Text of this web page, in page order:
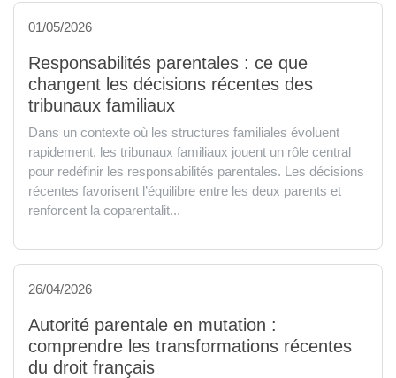
01/05/2026
Responsabilités parentales : ce que
changent les décisions récentes des
tribunaux familiaux
Dans un contexte où les structures familiales évoluent
rapidement, les tribunaux familiaux jouent un rôle central
pour redéfinir les responsabilités parentales. Les décisions
récentes favorisent l’équilibre entre les deux parents et
renforcent la coparentalit...
26/04/2026
Autorité parentale en mutation :
comprendre les transformations récentes
du droit français